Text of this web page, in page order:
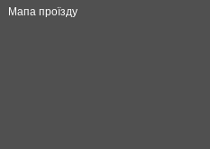
Мапа проїзду